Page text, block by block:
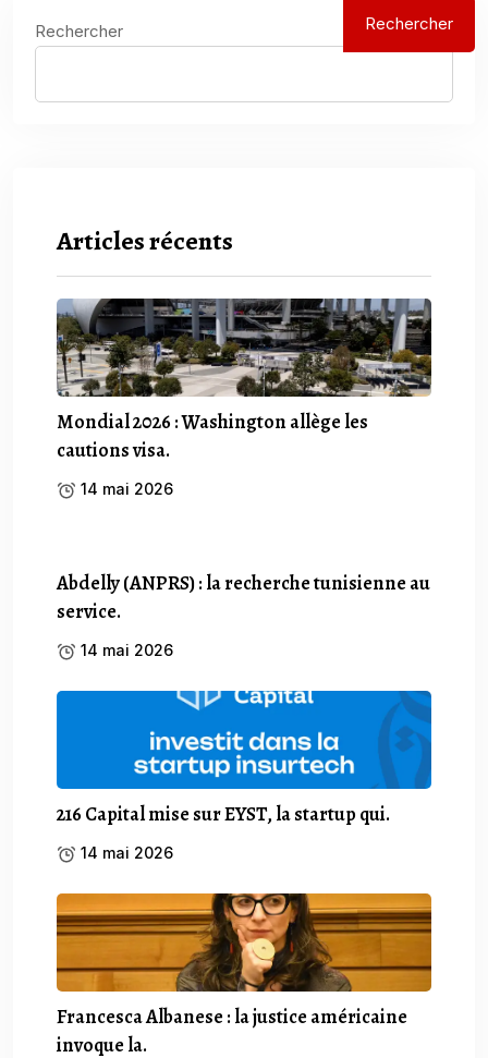
Rechercher Rechercher
Articles récents
Mondial 2026 : Washington allège les
cautions visa.
14 mai 2026
Abdelly (ANPRS) : la recherche tunisienne au
service.
14 mai 2026
216 Capital mise sur EYST, la startup qui.
14 mai 2026
Francesca Albanese : la justice américaine
invoque la.